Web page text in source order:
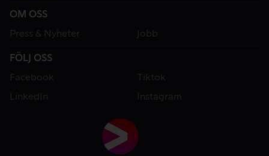
OM OSS
Press & Nyheter
Jobb
FÖLJ OSS
Facebook
Tiktok
LinkedIn
Instagram